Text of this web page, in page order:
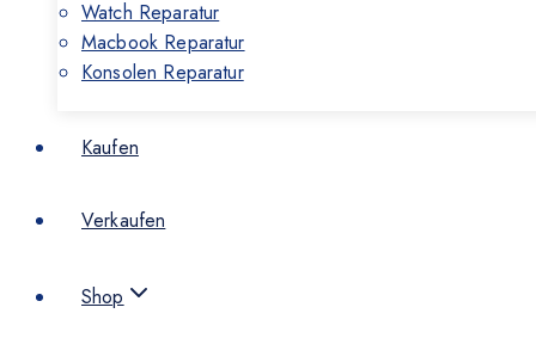
Watch Reparatur
Macbook Reparatur
Konsolen Reparatur
Kaufen
Verkaufen
Shop